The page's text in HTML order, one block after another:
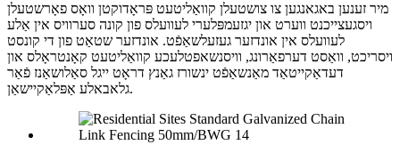
מיר זענען באגאנגען צו צושטעלן קוואַליטעט פּראָדוקטן וואָס פאָרשטעלן
ויסגעצייכנט ווערט און יגזעמפּלערי לעוועלס פון קונה סערוויס אין אַלע
לעוועלס אין אונדזער געזעלשאַפֿט. אונדזער שטאַט פון די קונסט
ויסריכט, וואַסט דערפאַרונג, וויסנשאפטלעכע קוואַליטעט קאָנטראָלס און
דעדאַקייטאַד מאַנשאַפֿט ינשורז גאַנץ דראָט ייגל סאַלושאַנז פֿאַר
גלאבאלע אַפּלאַקיישאַן.